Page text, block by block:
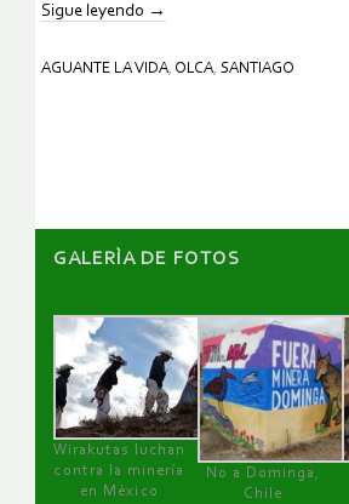
Sigue leyendo →
AGUANTE LA VIDA, OLCA, SANTIAGO
GALERÌA DE FOTOS
Wirakutas luchan
contra la minería
en México
No a Dominga,
Chile